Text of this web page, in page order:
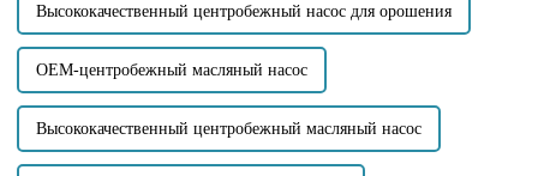
Высококачественный центробежный насос для орошения
OEM-центробежный масляный насос
Высококачественный центробежный масляный насос